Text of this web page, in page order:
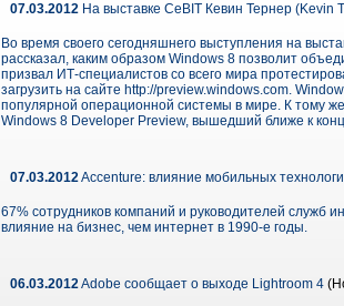
07.03.2012 На выставке CeBIT Кевин Тернер
Во время своего сегодняшнего выступления на
рассказал, каким образом Windows 8 позволит
призвал ИТ-специалистов со всего мира
загрузить на сайте http://preview.windows.com.
популярной операционной системы в мире. К тому
Windows 8 Developer Preview, вышедший ближе к
07.03.2012Accenture: влияние мобильных
67% сотрудников компаний и руководителей служб
влияние на бизнес, чем интернет в 1990-е годы.
06.03.2012Adobe сообщает о выходе Lightroom 4